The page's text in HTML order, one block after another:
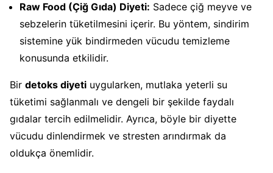
Raw Food (Çiğ Gıda) Diyeti: Sadece çiğ meyve ve
sebzelerin tüketilmesini içerir. Bu yöntem, sindirim
sistemine yük bindirmeden vücudu temizleme
konusunda etkilidir.
Bir detoks diyeti uygularken, mutlaka yeterli su
tüketimi sağlanmalı ve dengeli bir şekilde faydalı
gıdalar tercih edilmelidir. Ayrıca, böyle bir diyette
vücudu dinlendirmek ve stresten arındırmak da
oldukça önemlidir.